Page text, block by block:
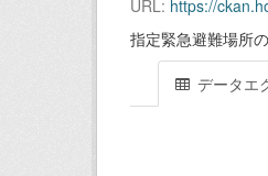
URL: https://
指定緊急避難場所
データエ